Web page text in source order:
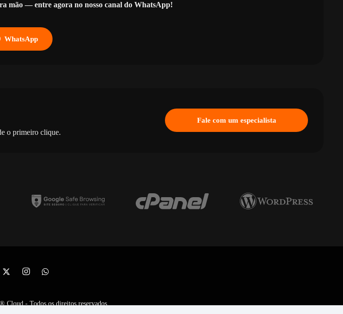
mão — entre agora no nosso canal do WhatsApp!
WhatsApp
o primeiro clique.
Fale com um especialista
- Todos os direitos reservados